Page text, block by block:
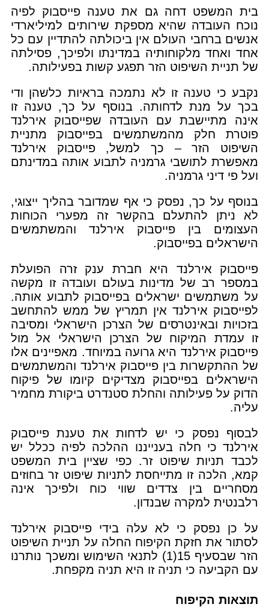
בית המשפט דחה גם את טענה פייסבוק לפיה
נוכח העובדה שהיא מספקת שירותים למיליארדי
אנשים ברחבי העולם אין ביכולתה להתדיין עם כל
אחד ואחד מלקוחותיה במדינתו ולפיכך, פסילתה
של תניית השיפוט הזר תפגע קשות בפעילותה.
נקבע כי טענה זו לא נתמכה בראיות כלשהן ודי
בכך על מנת לדחותה. בנוסף על כך, טענה זו
אינה מתיישבת עם העובדה שפייסבוק אירלנד
פוטרת חלק מהמשתמשים בפייסבוק מתניית
השיפוט הזר – כך למשל, פייסבוק אירלנד
מאפשרת לתושבי גרמניה לתבוע אותה במדינתם
ועל פי דיני גרמניה.
בנוסף על כך, נפסק כי אף שמדובר בהליך ייצוגי,
לא ניתן להתעלם בהקשר זה מפערי הכוחות
העצומים בין פייסבוק אירלנד והמשתמשים
הישראלים בפייסבוק.
פייסבוק אירלנד היא חברת ענק זרה הפועלת
במספר רב של מדינות בעולם ועובדה זו מקשה
על משתמשים ישראלים בפייסבוק לתבוע אותה.
לפייסבוק אירלנד אין תמריץ של ממש להתחשב
בזכויות ובאינטרסים של הצרכן הישראלי ומסיבה
זו עמדת המיקוח של הצרכן הישראלי אל מול
פייסבוק אירלנד היא גרועה במיוחד. מאפיינים אלו
של ההתקשרות בין פייסבוק אירלנד והמשתמשים
הישראלים בפייסבוק מצדיקים קיומו של פיקוח
הדוק על פעילותה והחלת סטנדרט ביקורת מחמיר
עליה.
לבסוף נפסק כי יש לדחות את טענת פייסבוק
אירלנד כי חלה בענייננו ההלכה לפיה ככלל יש
לכבד תניות שיפוט זר. כפי שציין בית המשפט
קמא, הלכה זו מתייחסת לתניות שיפוט זר בחוזים
מסחריים בין צדדים שווי כוח ולפיכך אינה
רלבנטית למקרה שבנדון.
על כן נפסק כי לא עלה בידי פייסבוק אירלנד
לסתור את חזקת הקיפוח החלה על תניית השיפוט
הזר שבסעיף 15(1) לתנאי השימוש ומשכך נותרנו
עם הקביעה כי תניה זו היא תניה מקפחת.
תוצאות הקיפוח